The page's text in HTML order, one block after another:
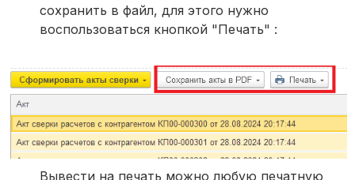
сохранить в файл, для этого нужно
воспользоваться кнопкой "Печать" :
Вывести на печать можно любую печатную